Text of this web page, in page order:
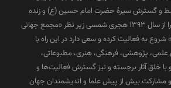
و گسترش سیرۀ حضرت امام حسین (ع) و زنده
نگه داشتن فرهنگ عاشورا از سال ۱۳۹۳ هجری شمسی زیر نظر «مجمع جهانی
به فعالیت کرده و سعی دارد در این راه با
علمی، پژوهشی، فرهنگی، هنری، مطبوعاتی،
با خلق آثار برجسته و نیز گسترش فعالیت‌ها و
بیش از پیش علما و اندیشمندان جهان